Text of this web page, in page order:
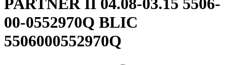
00-0552970Q BLIC
5506000552970Q